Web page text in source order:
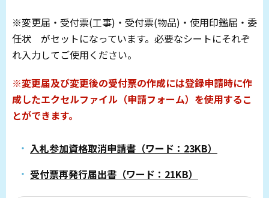
※変更届・受付票(工事)・受付票(物品)・使用印鑑届・委
任状 がセットになっています。必要なシートにそれぞ
れ入力してご使用ください。
※変更届及び変更後の受付票の作成には登録申請時に作
成したエクセルファイル（申請フォーム）を使用するこ
とができます。
入札参加資格取消申請書（ワード：23KB）
受付票再発行届出書（ワード：21KB）